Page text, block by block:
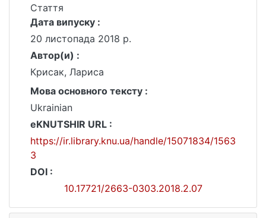
Стаття
Дата випуску :
20 листопада 2018 р.
Автор(и) :
Крисак, Лариса
Мова основного тексту :
Ukrainian
eKNUTSHIR URL :
https://ir.library.knu.ua/handle/15071834/1563
3
DOI :
10.17721/2663-0303.2018.2.07